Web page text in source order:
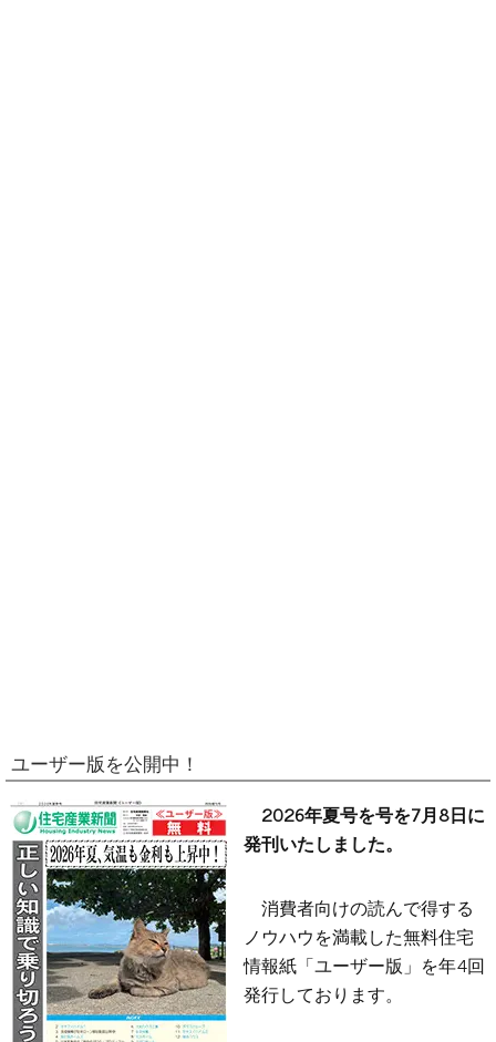
ユーザー版を公開中！
2026年夏号を号を7月8日に
発刊いたしました。
消費者向けの読んで得する
ノウハウを満載した無料住宅
情報紙「ユーザー版」を年4回
発行しております。